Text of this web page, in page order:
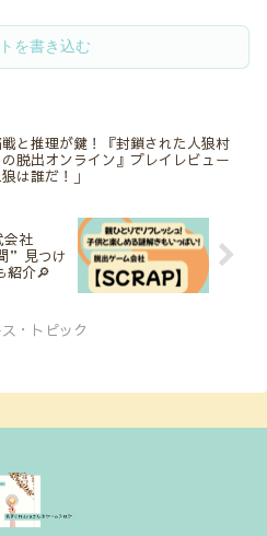
を書き込む
と推理が鍵！『封鎖された人狼村
脱出オンライン』プレイレビュー
狼は誰だ！」
会社
”見つけ
紹介🔎
・トピック